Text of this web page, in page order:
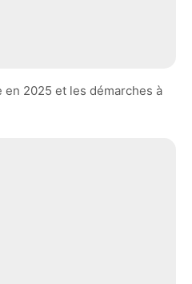
2025 et les démarches à